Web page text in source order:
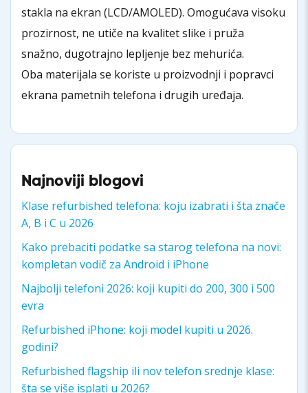
stakla na ekran (LCD/AMOLED). Omogućava visoku
prozirnost, ne utiče na kvalitet slike i pruža
snažno, dugotrajno lepljenje bez mehurića.
Oba materijala se koriste u proizvodnji i popravci
ekrana pametnih telefona i drugih uređaja.
Najnoviji blogovi
Klase refurbished telefona: koju izabrati i šta znače
A, B i C u 2026
Kako prebaciti podatke sa starog telefona na novi:
kompletan vodič za Android i iPhone
Najbolji telefoni 2026: koji kupiti do 200, 300 i 500
evra
Refurbished iPhone: koji model kupiti u 2026.
godini?
Refurbished flagship ili nov telefon srednje klase:
šta se više isplati u 2026?